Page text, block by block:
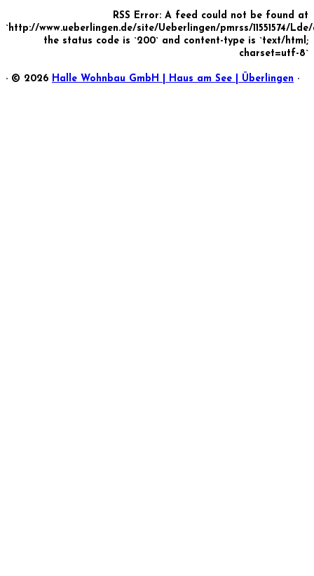
RSS Error: A feed could not be found at
`http://www.ueberlingen.de/site/Ueberlingen/pmrss/11551574/
the status code is `200` and content-type is `text/html;
charset=utf-8`
· © 2026 Halle Wohnbau GmbH | Haus am See | Überlingen ·